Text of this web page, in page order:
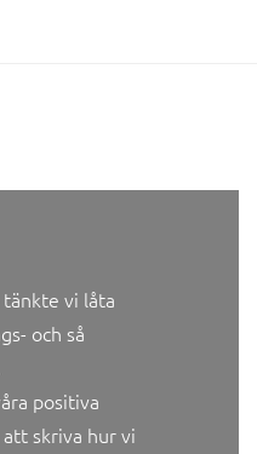
vi låta
och så
positiva
skriva hur vi